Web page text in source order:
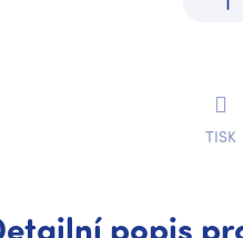
TISK
popis